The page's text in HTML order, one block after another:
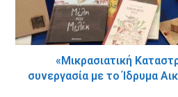
«Μικρασιατική
συνεργασία με το Ίδρυμα